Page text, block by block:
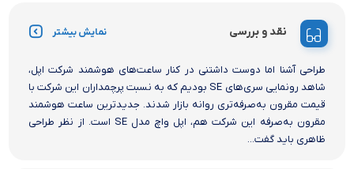
نقد و بررسی نمایش بیشتر
طراحی آشنا اما دوست داشتنی در کنار ساعت‌های هوشمند شرکت اپل،
شاهد رونمایی سری‌های SE بودیم که به نسبت پرچمداران این شرکت با
قیمت مقرون به‌صرفه‌تری روانه بازار شدند. جدید‌ترین ساعت هوشمند
مقرون به‌صرفه این شرکت هم، اپل واچ مدل SE است. از نظر طراحی
ظاهری باید گفت...